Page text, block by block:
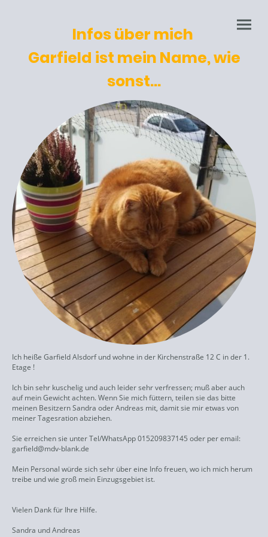
Infos über mich
Garfield ist mein Name, wie
sonst...
Ich heiße Garfield Alsdorf und wohne in der Kirchenstraße 12 C in der 1.
Etage !
Ich bin sehr kuschelig und auch leider sehr verfressen; muß aber auch
auf mein Gewicht achten. Wenn Sie mich füttern, teilen sie das bitte
meinen Besitzern Sandra oder Andreas mit, damit sie mir etwas von
meiner Tagesration abziehen.
Sie erreichen sie unter Tel/WhatsApp 015209837145 oder per email:
garfield@mdv-blank.de
Mein Personal würde sich sehr über eine Info freuen, wo ich mich herum
treibe und wie groß mein Einzugsgebiet ist.
Vielen Dank für Ihre Hilfe.
Sandra und Andreas